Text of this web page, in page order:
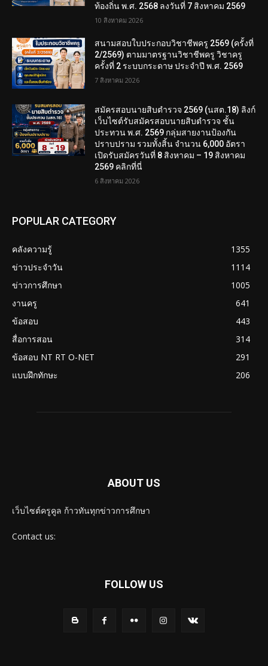
ท้องถิ่น พ.ศ. 2568 ลงวันที่ 7 สิงหาคม 2569
10 สิงหาคม 2026
สนามสอบใบประกอบวิชาชีพครู 2569 (ครั้งที่
2/2569) ตามมาตรฐานวิชาชีพครู วิชาครู
ครั้งที่ 2 ระบบกระดาษ ประจำปี พ.ศ. 2569
7 สิงหาคม 2026
สมัครสอบนายสิบตำรวจ 2569 (นสต.18) ลิงก์
เว็บไซต์รับสมัครสอบนายสิบตำรวจ ชั้น
ประทวน พ.ศ. 2569 กลุ่มสายงานป้องกัน
ปราบปราม รวมทั้งสิ้น จำนวน 6,000 อัตรา
เปิดรับสมัครวันที่ 8 สิงหาคม – 19 สิงหาคม
2569 คลิกที่นี่
6 สิงหาคม 2026
POPULAR CATEGORY
คลังความรู้
1355
ข่าวประจำวัน
1114
ข่าวการศึกษา
1005
งานครู
641
ข้อสอบ
443
สื่อการสอน
314
ข้อสอบ NT RT O-NET
291
แบบฝึกทักษะ
206
ABOUT US
เว็บไซต์ครูคูล ก้าวทันทุกข่าวการศึกษา
Contact us:
FOLLOW US